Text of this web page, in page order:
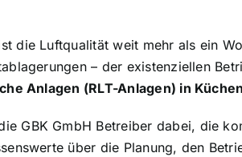
die Luftqualität weit mehr als ein
– der existenziellen
Anlagen (RLT-Anlagen) in Küchen
GBK GmbH Betreiber dabei, die
über die Planung, den